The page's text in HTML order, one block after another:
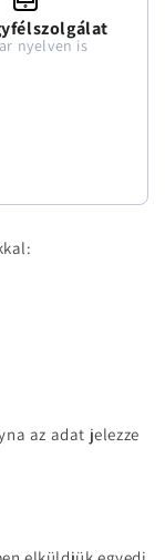
nyelven is
az adat jelezze